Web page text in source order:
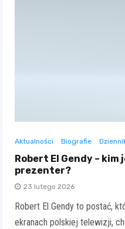
Aktualności Biografie
Robert El Gendy –
prezenter?
23 lutego 2026
Robert El Gendy to postać,
ekranach polskiej telewizji,